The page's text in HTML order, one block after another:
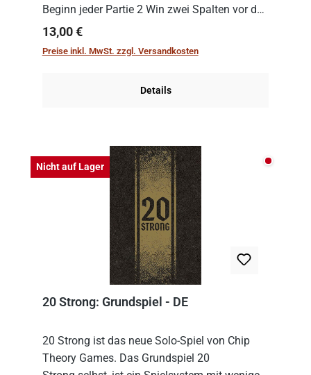
Beginn jeder Partie 2 Win zwei Spalten vor den
Spielenden aus, die es in die Höhe zu treiben
gilt. Doch das geht natürlich nur, solange man
Regulärer Preis:
13,00 €
Preise inkl. MwSt. zzgl. Versandkosten
Details
Nicht auf Lager Nicht
20 Strong: Grundspiel - DE
20 Strong ist das neue Solo-Spiel von Chip
Theory Games. Das Grundspiel 20